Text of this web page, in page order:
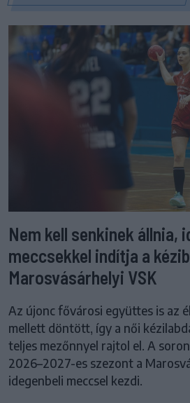
Nem kell senkinek állnia,
meccsekkel indítja a
Marosvásárhelyi VSK
Az újonc fővárosi együttes is az
mellett döntött, így a női
teljes mezőnnyel rajtol el. A
2026–2027-es szezont a
idegenbeli meccsel kezdi.